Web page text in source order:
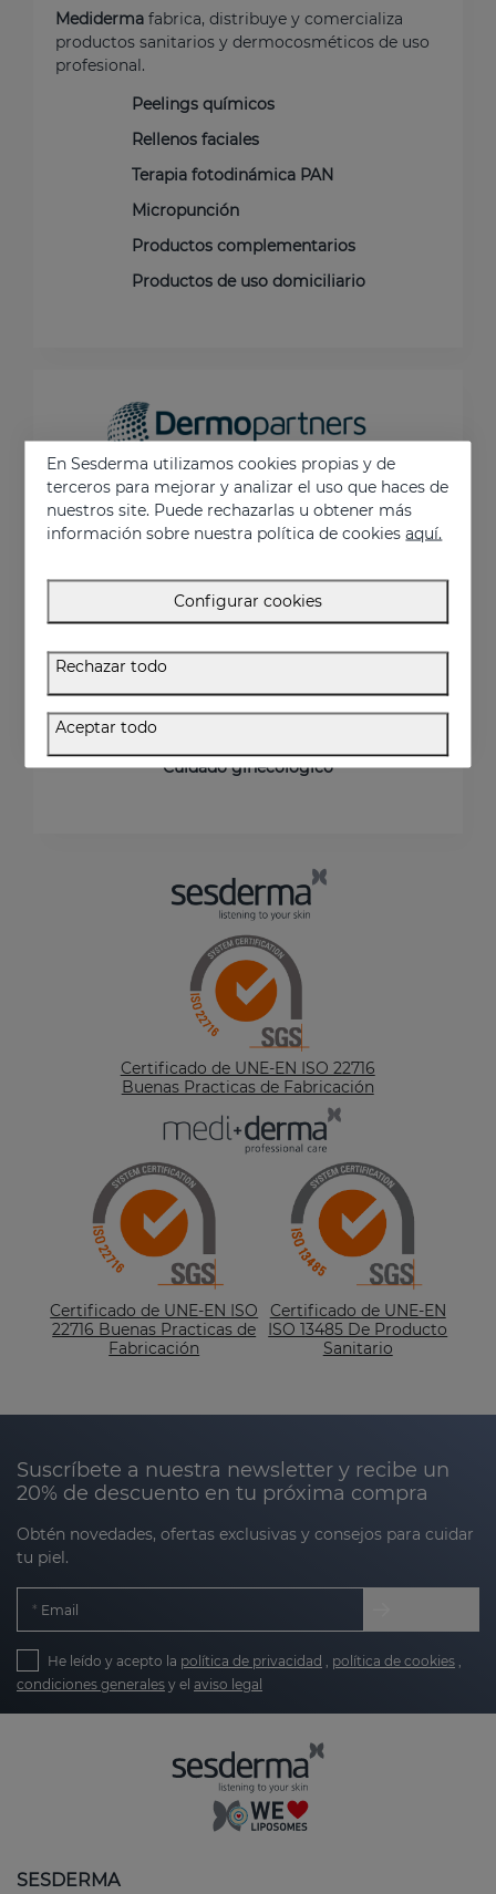
Mediderma fabrica, distribuye y comercializa
productos sanitarios y dermocosméticos de uso
profesional.
Peelings químicos
Rellenos faciales
Terapia fotodinámica PAN
Micropunción
Productos complementarios
Productos de uso domiciliario
Dermopartnersfabrica y desarrolla productos
dermocosméticos y de uso profesional para
Cuidado facial
Cuidado corporal
Cuidado infantil
Cuidado del cabello
Cuidado ginecológico
Certificado de UNE-EN ISO 22716
Buenas Practicas de Fabricación
Certificado de UNE-EN ISO
22716 Buenas Practicas de
Fabricación
Certificado de UNE-EN
ISO 13485 De Producto
Sanitario
Suscríbete a nuestra newsletter y recibe un
20% de descuento en tu próxima compra
Obtén novedades, ofertas exclusivas y consejos para cuidar
tu piel.
Email
He leído y acepto la política de privacidad política de cookies
condiciones generales y el aviso legal
SESDERMA
En Sesderma utilizamos cookies propias y de
terceros para mejorar y analizar el uso que haces de
nuestros site. Puede rechazarlas u obtener más
información sobre nuestra política de cookiesaquí.
Configurar cookies
Rechazar todo
Aceptar todo